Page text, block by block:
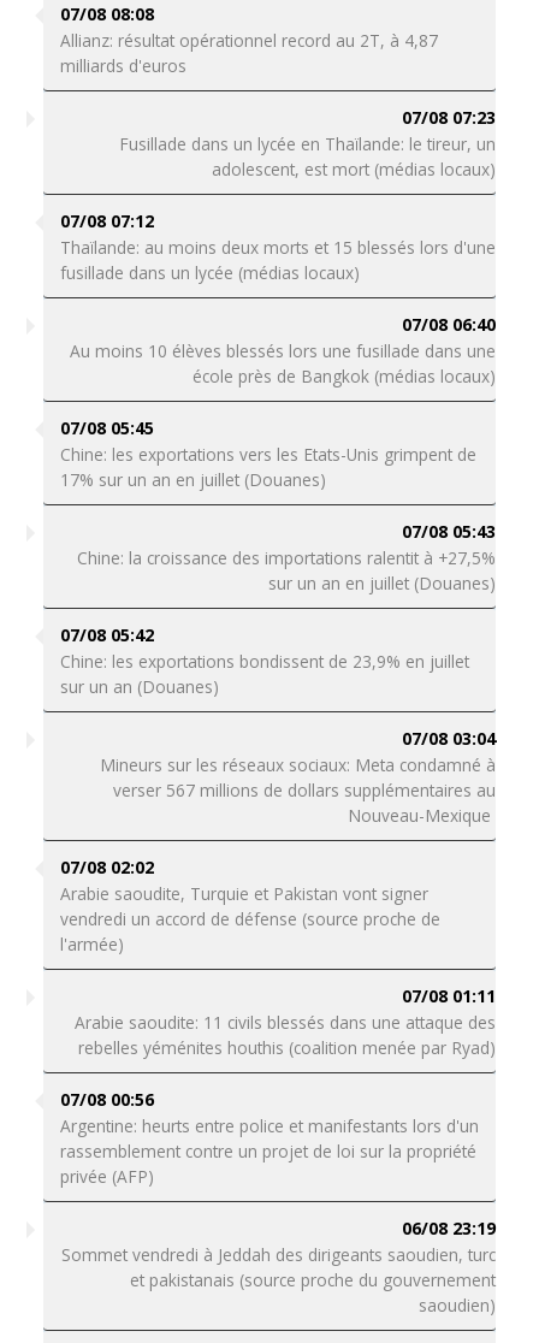
07/08 08:08
Allianz: résultat opérationnel record au 2T, à 4,87
milliards d'euros
07/08 07:23
Fusillade dans un lycée en Thaïlande: le tireur, un
adolescent, est mort (médias locaux)
07/08 07:12
Thaïlande: au moins deux morts et 15 blessés lors d'une
fusillade dans un lycée (médias locaux)
07/08 06:40
Au moins 10 élèves blessés lors une fusillade dans une
école près de Bangkok (médias locaux)
07/08 05:45
Chine: les exportations vers les Etats-Unis grimpent de
17% sur un an en juillet (Douanes)
07/08 05:43
Chine: la croissance des importations ralentit à +27,5%
sur un an en juillet (Douanes)
07/08 05:42
Chine: les exportations bondissent de 23,9% en juillet
sur un an (Douanes)
07/08 03:04
Mineurs sur les réseaux sociaux: Meta condamné à
verser 567 millions de dollars supplémentaires au
Nouveau-Mexique
07/08 02:02
Arabie saoudite, Turquie et Pakistan vont signer
vendredi un accord de défense (source proche de
l'armée)
07/08 01:11
Arabie saoudite: 11 civils blessés dans une attaque des
rebelles yéménites houthis (coalition menée par Ryad)
07/08 00:56
Argentine: heurts entre police et manifestants lors d'un
rassemblement contre un projet de loi sur la propriété
privée (AFP)
06/08 23:19
Sommet vendredi à Jeddah des dirigeants saoudien, turc
et pakistanais (source proche du gouvernement
saoudien)